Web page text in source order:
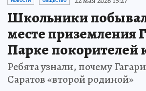
Школьники
месте приземления
Парке покорителей
Ребята узнали, почему
Саратов «второй родиной»